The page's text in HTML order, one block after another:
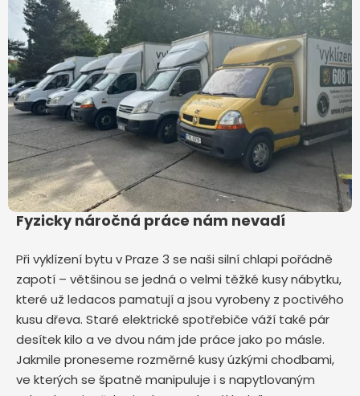
Fyzicky náročná práce nám nevadí
Při vyklízení bytu v Praze 3 se naši silní chlapi pořádně
zapotí – většinou se jedná o velmi těžké kusy nábytku,
které už ledacos pamatují a jsou vyrobeny z poctivého
kusu dřeva. Staré elektrické spotřebiče váží také pár
desítek kilo a ve dvou nám jde práce jako po másle.
Jakmile proneseme rozměrné kusy úzkými chodbami,
ve kterých se špatně manipuluje i s napytlovaným